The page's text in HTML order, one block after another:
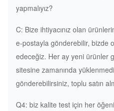
yapmalıyız?
C: Bize ihtiyacınız olan
e-postayla gönderebilir, bizde
edeceğiz. Her ay yeni ürünler
sitesine zamanında
gönderebilirsiniz, toplu satın
Q4: biz kalite test için her